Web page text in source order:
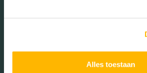
Alles toestaan
Woningen koop / huur
Huur